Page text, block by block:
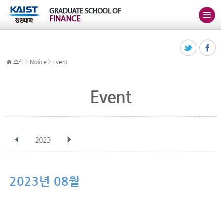
소식 > Notice > Event
Event
2023
12월
2023년 08월